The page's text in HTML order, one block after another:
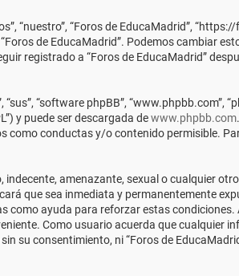
“nuestro”, “Foros de EducaMadrid”,
de EducaMadrid”. Podemos cambiar
registrado a “Foros de EducaMadrid”
“software phpBB”, “www.phpbb.com”,
y puede ser descargada dewww.phpbb.com
como conductas y/o contenido permisible.
amenazante, sexual o cualquier
que sea inmediata y permanentemente
ayuda para reforzar estas condiciones.
Como usuario acuerda que cualquier
su consentimiento, ni “Foros de